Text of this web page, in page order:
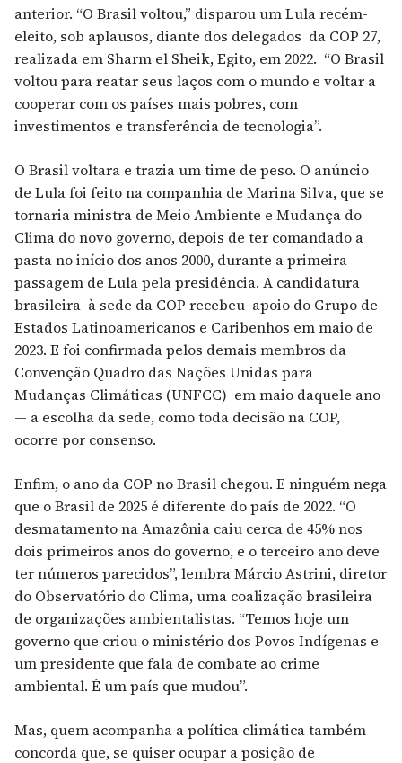
anterior. “O Brasil voltou,” disparou um Lula recém-
eleito, sob aplausos, diante dos delegados da COP 27,
realizada em Sharm el Sheik, Egito, em 2022. “O Brasil
voltou para reatar seus laços com o mundo e voltar a
cooperar com os países mais pobres, com
investimentos e transferência de tecnologia”.
O Brasil voltara e trazia um time de peso. O anúncio
de Lula foi feito na companhia de Marina Silva, que se
tornaria ministra de Meio Ambiente e Mudança do
Clima do novo governo, depois de ter comandado a
pasta no início dos anos 2000, durante a primeira
passagem de Lula pela presidência. A candidatura
brasileira à sede da COP recebeu apoio do Grupo de
Estados Latinoamericanos e Caribenhos em maio de
2023. E foi confirmada pelos demais membros da
Convenção Quadro das Nações Unidas para
Mudanças Climáticas (UNFCC) em maio daquele ano
— a escolha da sede, como toda decisão na COP,
ocorre por consenso.
Enfim, o ano da COP no Brasil chegou. E ninguém nega
que o Brasil de 2025 é diferente do país de 2022. “O
desmatamento na Amazônia caiu cerca de 45% nos
dois primeiros anos do governo, e o terceiro ano deve
ter números parecidos”, lembra Márcio Astrini, diretor
do Observatório do Clima, uma coalização brasileira
de organizações ambientalistas. “Temos hoje um
governo que criou o ministério dos Povos Indígenas e
um presidente que fala de combate ao crime
ambiental. É um país que mudou”.
Mas, quem acompanha a política climática também
concorda que, se quiser ocupar a posição de